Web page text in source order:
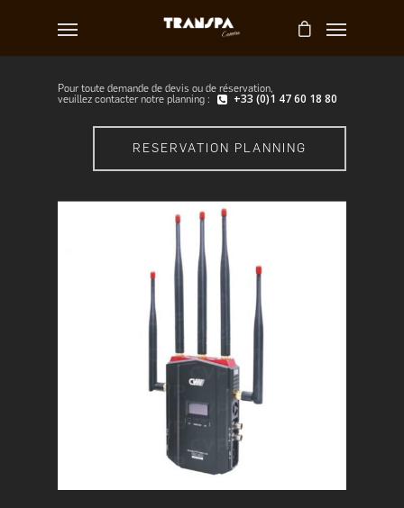
Pour toute demande de devis ou de réservation,
veuillez contacter notre planning :
+33 (0)1 47 60 18 80
RESERVATION PLANNING